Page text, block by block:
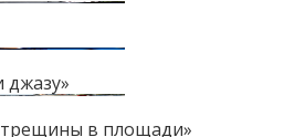
джазу»
трещины в площади»